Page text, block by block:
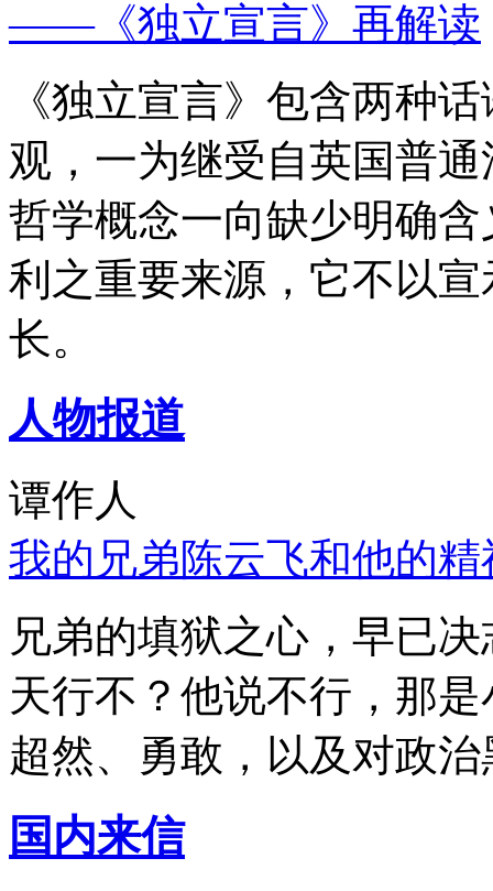
——《独立宣言》再解读
《独立宣言》包含两种
观，一为继受自英国普
哲学概念一向缺少明确
利之重要来源，它不以
长。
人物报道
谭作人
我的兄弟陈云飞和他的
兄弟的填狱之心，早已
天行不？他说不行，那
超然、勇敢，以及对政
国内来信